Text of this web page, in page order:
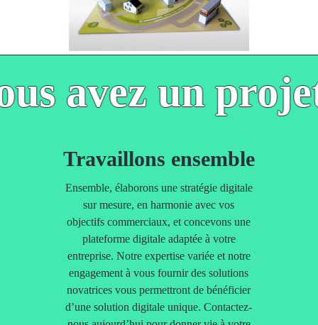
avez un
Travaillons ensemble
Ensemble, élaborons une stratégie digitale
sur mesure, en harmonie avec vos
objectifs commerciaux, et concevons une
plateforme digitale adaptée à votre
entreprise. Notre expertise variée et notre
engagement à vous fournir des solutions
novatrices vous permettront de bénéficier
d’une solution digitale unique. Contactez-